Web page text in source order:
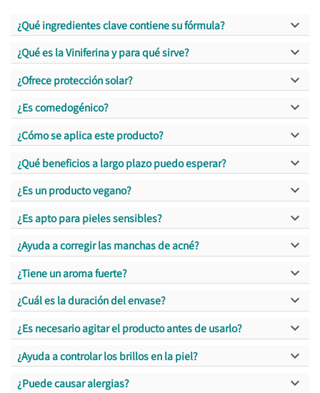
¿Qué ingredientes clave contiene su fórmula? 
¿Qué es la Viniferina y para qué sirve? 
¿Ofrece protección solar? 
¿Es comedogénico? 
¿Cómo se aplica este producto? 
¿Qué beneficios a largo plazo puedo esperar? 
¿Es un producto vegano? 
¿Es apto para pieles sensibles? 
¿Ayuda a corregir las manchas de acné? 
¿Tiene un aroma fuerte? 
¿Cuál es la duración del envase? 
¿Es necesario agitar el producto antes de usarlo? 
¿Ayuda a controlar los brillos en la piel? 
¿Puede causar alergias? 